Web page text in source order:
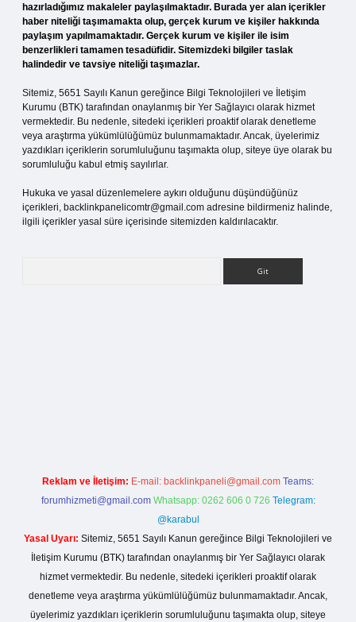
hazırladığımız makaleler paylaşılmaktadır. Burada yer alan içerikler
haber niteliği taşımamakta olup, gerçek kurum ve kişiler hakkında
paylaşım yapılmamaktadır. Gerçek kurum ve kişiler ile isim
benzerlikleri tamamen tesadüfidir. Sitemizdeki bilgiler taslak
halindedir ve tavsiye niteliği taşımazlar.
Sitemiz, 5651 Sayılı Kanun gereğince Bilgi Teknolojileri ve İletişim
Kurumu (BTK) tarafından onaylanmış bir Yer Sağlayıcı olarak hizmet
vermektedir. Bu nedenle, sitedeki içerikleri proaktif olarak denetleme
veya araştırma yükümlülüğümüz bulunmamaktadır. Ancak, üyelerimiz
yazdıkları içeriklerin sorumluluğunu taşımakta olup, siteye üye olarak bu
sorumluluğu kabul etmiş sayılırlar.
Hukuka ve yasal düzenlemelere aykırı olduğunu düşündüğünüz
içerikleri, backlinkpanelicomtr@gmail.com adresine bildirmeniz halinde,
ilgili içerikler yasal süre içerisinde sitemizden kaldırılacaktır.
Reklam ve İletişim: E-mail: backlinkpaneli@gmail.com Teams:
forumhizmeti@gmail.com Whatsapp: 0262 606 0 726 Telegram:
@karabul
Yasal Uyarı: Sitemiz, 5651 Sayılı Kanun gereğince Bilgi Teknolojileri ve
İletişim Kurumu (BTK) tarafından onaylanmış bir Yer Sağlayıcı olarak
hizmet vermektedir. Bu nedenle, sitedeki içerikleri proaktif olarak
denetleme veya araştırma yükümlülüğümüz bulunmamaktadır. Ancak,
üyelerimiz yazdıkları içeriklerin sorumluluğunu taşımakta olup, siteye